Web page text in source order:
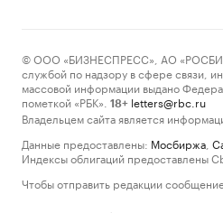
© ООО «БИЗНЕСПРЕСС», АО
службой по надзору в сфере связи,
массовой информации выдано
пометкой «РБК».
18+ letters@rbc.ru
Владельцем сайта является
Данные предоставлены: Мосбиржа
Индексы облигаций предоставлены
Чтобы отправить редакции